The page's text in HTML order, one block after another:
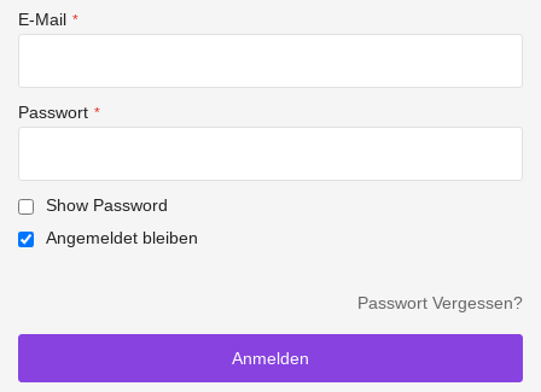
E-Mail
Passwort
Show Password
Angemeldet bleiben
Anmelden
Passwort Vergessen?